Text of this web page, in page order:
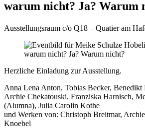
warum nicht? Ja? Warum
Ausstellungsraum c/o Q18 – Quatier am
Herzliche Einladung zur Ausstellung.
Anna Lena Anton, Tobias Becker,
Archie Chekatouski, Franziska Harnisch,
(Alumna), Julia Carolin Kothe
und Werken von: Christoph Breitmar,
Knoebel